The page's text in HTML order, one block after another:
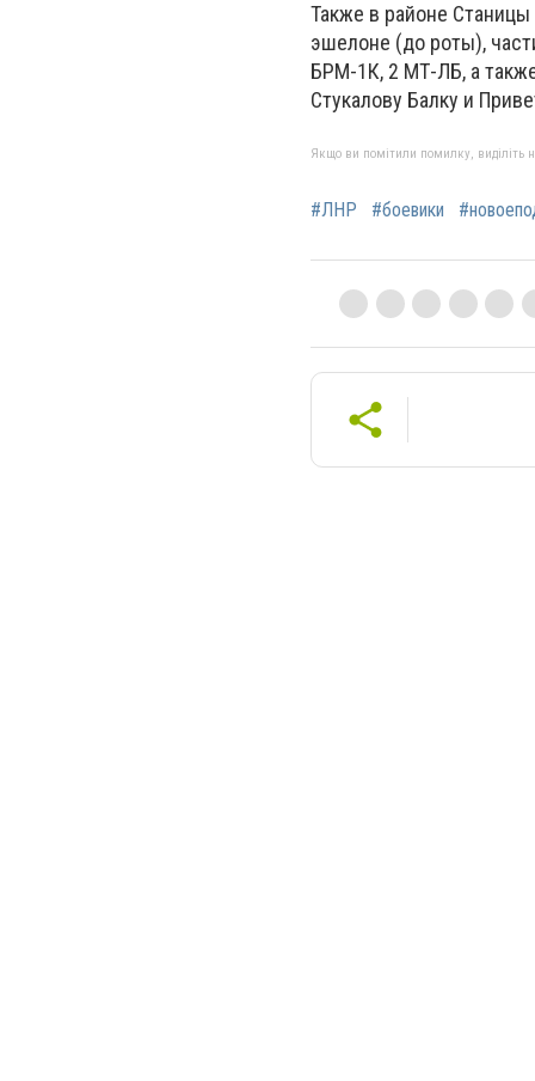
Также в районе
эшелоне (до роты),
БРМ-1К, 2 МТ-ЛБ, а
Стукалову Балку и
Якщо ви помітили помилку, виділіть
#ЛНР #боевики